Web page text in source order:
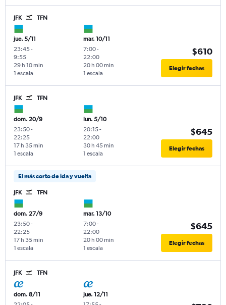
JFK TFN
jue. 5/11
23:45-
9:55
1 escala
29 h 10 min
mar. 10/11
7:00-
22:00
1 escala
20 h 00 min
$610
Elegir fechas
JFK TFN
dom. 20/9
23:50-
22:25
1 escala
17 h 35 min
lun. 5/10
20:15-
22:00
1 escala
30 h 45 min
$645
Elegir fechas
El más corto de ida y vuelta
JFK TFN
dom. 27/9
23:50-
22:25
1 escala
17 h 35 min
mar. 13/10
7:00-
22:00
1 escala
20 h 00 min
$645
Elegir fechas
JFK TFN
dom. 8/11
jue. 12/11